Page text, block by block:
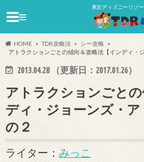
東京ディズニーリゾ
≡
HOME TDR攻略法
シー攻略
アトラクションごとの傾向＆攻略法【インディ・
2013.04.28（更新日： 2017.01.26）
アトラクションごと
ディ・ジョーンズ・
の２
ライター： みっこ